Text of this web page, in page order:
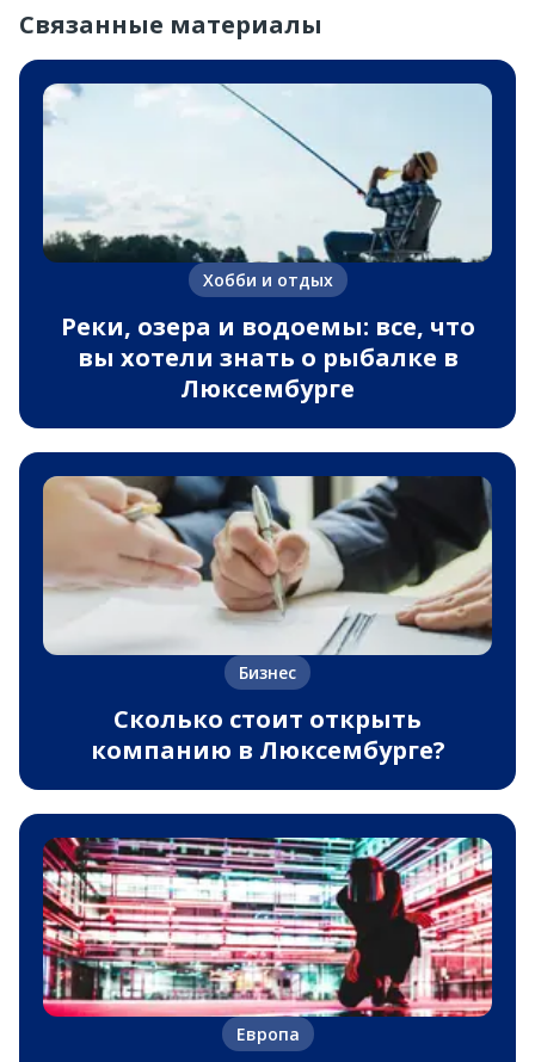
Связанные материалы
Хобби и отдых
Реки, озера и водоемы: все, что
вы хотели знать о рыбалке в
Люксембурге
Бизнес
Сколько стоит открыть
компанию в Люксембурге?
Европа